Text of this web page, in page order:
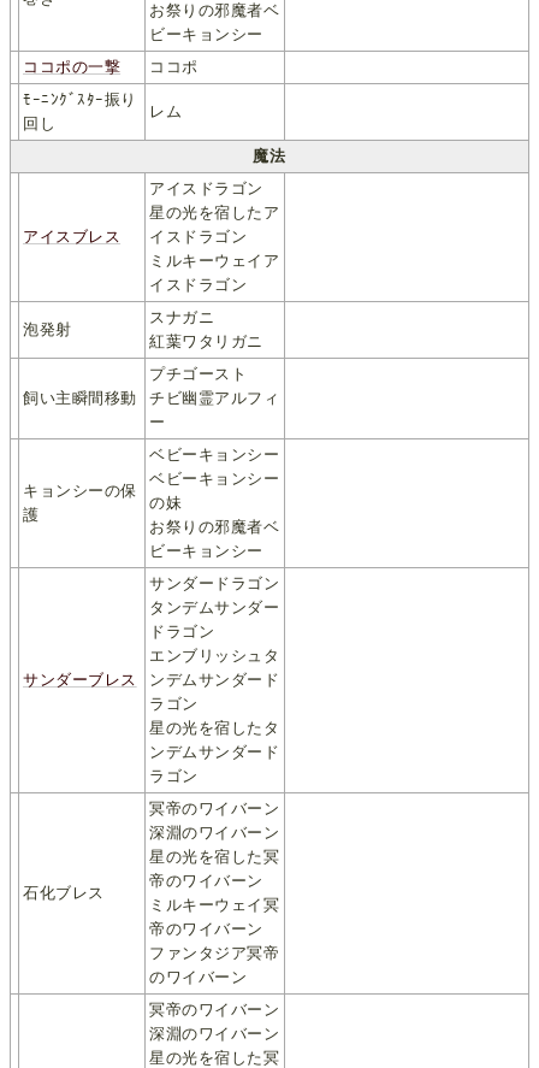
お祭りの邪魔者ベ
ビーキョンシー
ココポの一撃
ココポ
ﾓｰﾆﾝｸﾞｽﾀｰ振り
回し
レム
魔法
アイスブレス
アイスドラゴン
星の光を宿したア
イスドラゴン
ミルキーウェイア
イスドラゴン
泡発射
スナガニ
紅葉ワタリガニ
飼い主瞬間移動
プチゴースト
チビ幽霊アルフィ
ー
キョンシーの保
護
ベビーキョンシー
ベビーキョンシー
の妹
お祭りの邪魔者ベ
ビーキョンシー
サンダーブレス
サンダードラゴン
タンデムサンダー
ドラゴン
エンブリッシュタ
ンデムサンダード
ラゴン
星の光を宿したタ
ンデムサンダード
ラゴン
石化ブレス
冥帝のワイバーン
深淵のワイバーン
星の光を宿した冥
帝のワイバーン
ミルキーウェイ冥
帝のワイバーン
ファンタジア冥帝
のワイバーン
冥帝のワイバーン
深淵のワイバーン
星の光を宿した冥